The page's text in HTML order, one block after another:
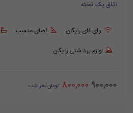
اتاق یک تخته
وای فای رایگان فضای مناسب
لوازم بهداشتی رایگان
900,000
800,000 تومان/هر شب